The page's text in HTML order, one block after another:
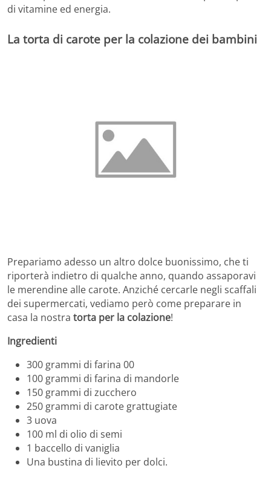
di vitamine ed energia.
La torta di carote per la colazione dei bambini
Prepariamo adesso un altro dolce buonissimo, che ti
riporterà indietro di qualche anno, quando assaporavi
le merendine alle carote. Anziché cercarle negli scaffali
dei supermercati, vediamo però come preparare in
casa la nostra torta per la colazione!
Ingredienti
300 grammi di farina 00
100 grammi di farina di mandorle
150 grammi di zucchero
250 grammi di carote grattugiate
3 uova
100 ml di olio di semi
1 baccello di vaniglia
Una bustina di lievito per dolci.